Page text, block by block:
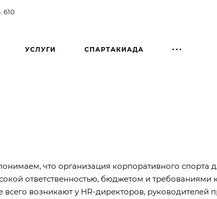
610
УСЛУГИ СПАРТАКИАДА
что организация корпоративного спорта
ответственностью, бюджетом и
всего возникают у HR-директоров, руководителей